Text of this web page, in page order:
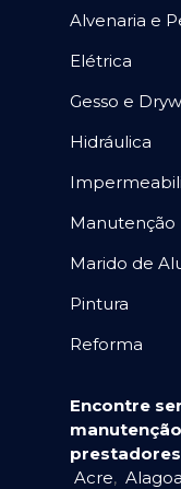
Alvenaria e
Elétrica
Gesso e
Hidráulica
Manutenção
Marido de
Pintura
Reforma
Encontre
Acre,